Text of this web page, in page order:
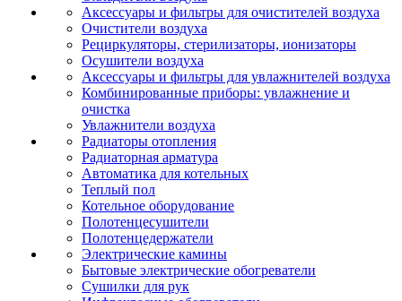
Аксессуары и фильтры для очистителей воздуха
Очистители воздуха
Рециркуляторы, стерилизаторы, ионизаторы
Осушители воздуха
Аксессуары и фильтры для увлажнителей воздуха
Комбинированные приборы: увлажнение и
очистка
Увлажнители воздуха
Радиаторы отопления
Радиаторная арматура
Автоматика для котельных
Теплый пол
Котельное оборудование
Полотенцесушители
Полотенцедержатели
Электрические камины
Бытовые электрические обогреватели
Сушилки для рук